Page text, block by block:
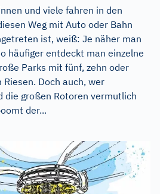
und viele fahren in den
Weg mit Auto oder Bahn
ist, weiß: Je näher man
häufiger entdeckt man einzelne
Parks mit fünf, zehn oder
Doch auch, wer
großen Rotoren vermutlich
der...